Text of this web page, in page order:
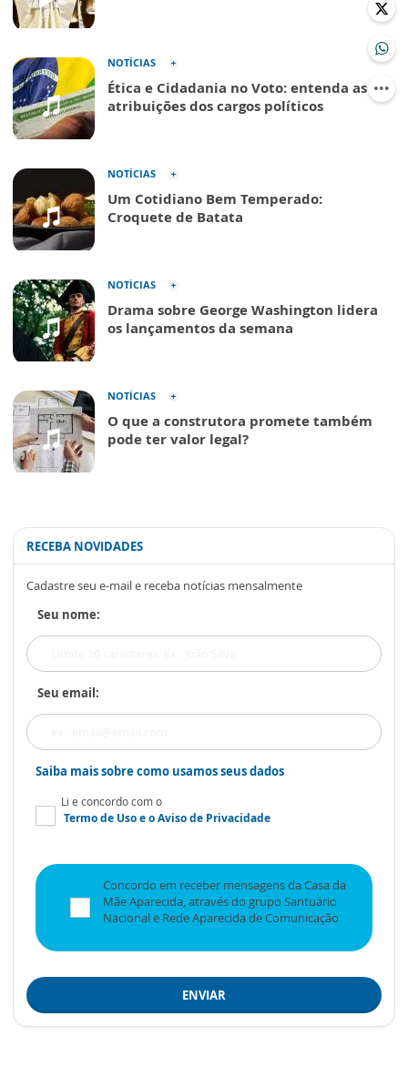
NOTÍCIAS
Ética e Cidadania no Voto: entenda as
atribuições dos cargos políticos
NOTÍCIAS
Um Cotidiano Bem Temperado:
Croquete de Batata
NOTÍCIAS
Drama sobre George Washington lidera
os lançamentos da semana
NOTÍCIAS
O que a construtora promete também
pode ter valor legal?
RECEBA NOVIDADES
Cadastre seu e-mail e receba notícias mensalmente
Seu nome:
Seu email:
Saiba mais sobre como usamos seus dados
Li e concordo com o
Termo de Usoe oAviso de Privacidade
Concordo em receber mensagens da Casa da
Mãe Aparecida, através do grupo Santuário
Nacional e Rede Aparecida de Comunicação
ENVIAR